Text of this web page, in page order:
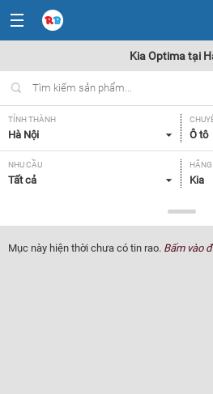
Kia Optima tại
TỈNH THÀNH
Hà Nội Ô tô
NHU CẦU
Tất cả
HÃNG
Kia
Optima
NĂM
Tất
GIÁ XE XUẤT
Mục này hiện thời chưa có tin rao. Bấm vào